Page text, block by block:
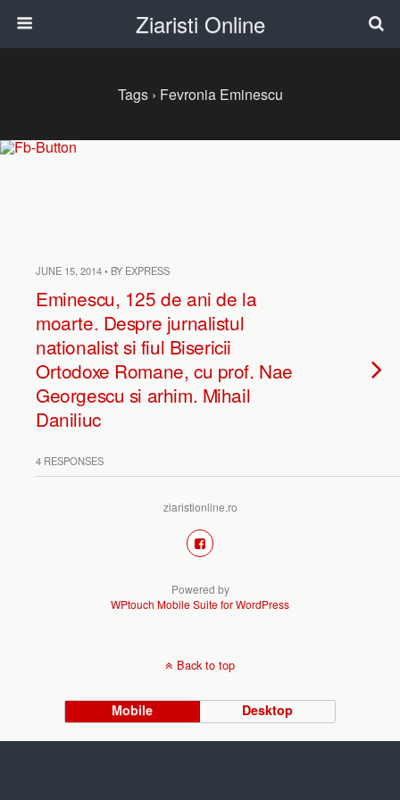
Ziaristi Online
Tags › Fevronia Eminescu
JUNE 15, 2014 • BY EXPRESS
Eminescu, 125 de ani de la
moarte. Despre jurnalistul
nationalist si fiul Bisericii
Ortodoxe Romane, cu prof. Nae
Georgescu si arhim. Mihail
Daniliuc
4 RESPONSES
ziaristionline.ro
Powered by
WPtouch Mobile Suite for WordPress
Back to top
Mobile Desktop